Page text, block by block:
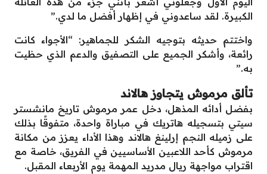
الكبيرة. لقد ساعدوني في إظهار أفضل ما لدي.”
واختتم حديثه بتوجيه الشكر للجماهير: “الأجواء كانت
رائعة، وأشكر الجميع على التصفيق والدعم الذي حظيت
به.”
تألق مرموش يتجاوز هالاند
بفضل أدائه المذهل، دخل عمر مرموش تاريخ مانشستر
سيتي بتسجيله هاتريك في مباراة واحدة، متفوقًا بذلك
على زميله النجم إرلينغ هالاند وهذا الأداء يعزز من مكانة
مرموش كأحد اللاعبين الأساسيين في الفريق، خاصة مع
اقتراب مواجهة ريال مدريد المهمة يوم الأربعاء المقبل.